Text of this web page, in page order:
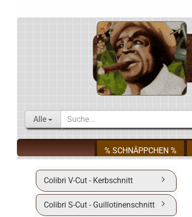
Alle
% SCHNÄPPCHEN %
Colibri V-Cut - Kerbschnitt
Colibri S-Cut - Guillotinenschnitt